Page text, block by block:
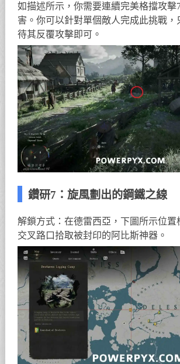
如描述所示，你需要連續完美格擋攻擊
害。你可以針對單個敵人完成此挑戰，
待其反覆攻擊即可。
鑽研7：旋風劃出的鋼鐵之線
解鎖方式：在德雷西亞，下圖所示位置
交叉路口拾取被封印的阿比斯神器。